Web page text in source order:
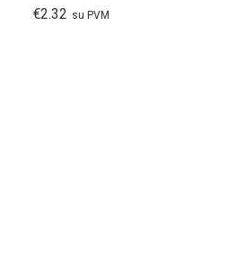
€2.32 su PVM